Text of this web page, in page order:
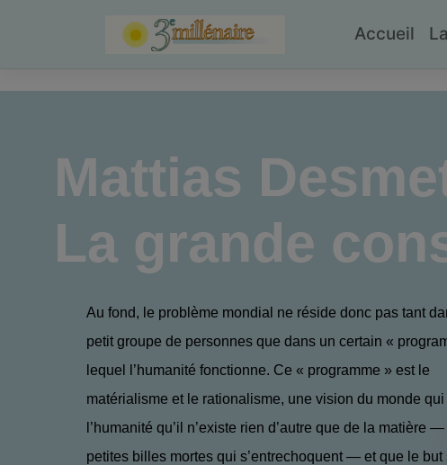
Accueil
Mattias
La grande
Au fond, le problème mondial ne réside donc pas tant
petit groupe de personnes que dans un certain «
lequel l’humanité fonctionne. Ce « programme » est le
matérialisme et le rationalisme, une vision du monde qui
l’humanité qu’il n’existe rien d’autre que de la matière
petites billes mortes qui s’entrechoquent — et que le but